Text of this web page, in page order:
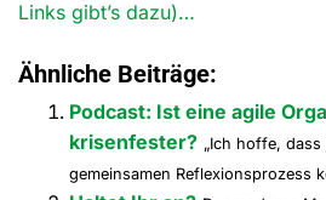
Links gibt’s dazu)…
Ähnliche Beiträge:
Podcast: Ist eine agile
krisenfester? „Ich hoffe,
gemeinsamen Reflexionsprozess